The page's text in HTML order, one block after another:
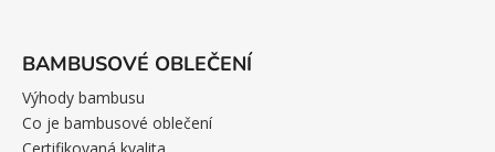
BAMBUSOVÉ OBLEČENÍ
Výhody bambusu
Co je bambusové oblečení